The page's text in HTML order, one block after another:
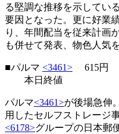
る堅調な推移を示してい
要因となった。更に好業
り、年間配当を従来計画
も併せて発表、物色人気
■パルマ <3461> 615円
本日終値
パルマ<3461>が後場急伸
用したセルフストレージ
<6178>グループの日本郵